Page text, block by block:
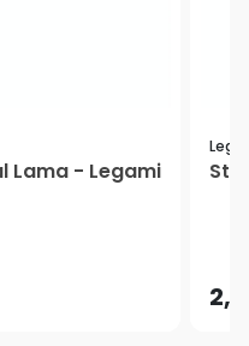
Lama - Legami